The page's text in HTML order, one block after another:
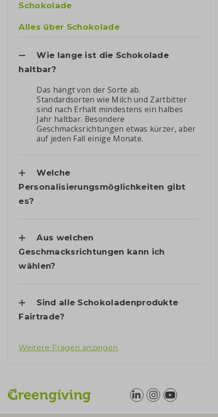
Schokolade
Alles über Schokolade
Wie lange ist die Schokolade
haltbar?
Das hängt von der Sorte ab.
Standardsorten wie Milch und Zartbitter
sind nach Erhalt mindestens ein halbes
Jahr haltbar. Besondere
Geschmacksrichtungen etwas kürzer, aber
auf jeden Fall einige Monate.
Welche
Personalisierungsmöglichkeiten gibt
es?
Aus welchen
Geschmacksrichtungen kann ich
wählen?
Sind alle Schokoladenprodukte
Fairtrade?
Weitere Fragen anzeigen